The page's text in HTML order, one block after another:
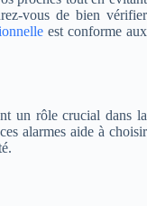
vous de bien vérifier
est conforme aux
un rôle crucial dans la
alarmes aide à choisir